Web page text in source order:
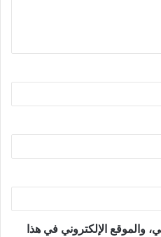
والموقع الإلكتروني في هذا